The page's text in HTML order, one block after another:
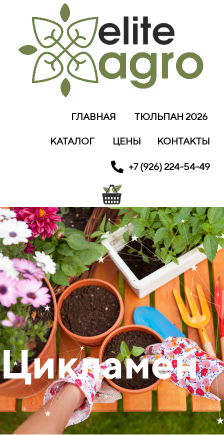
ГЛАВНАЯ ТЮЛЬПАН 2026
КАТАЛОГ ЦЕНЫ КОНТАКТЫ
+7 (926) 224-54-49
Цикламен